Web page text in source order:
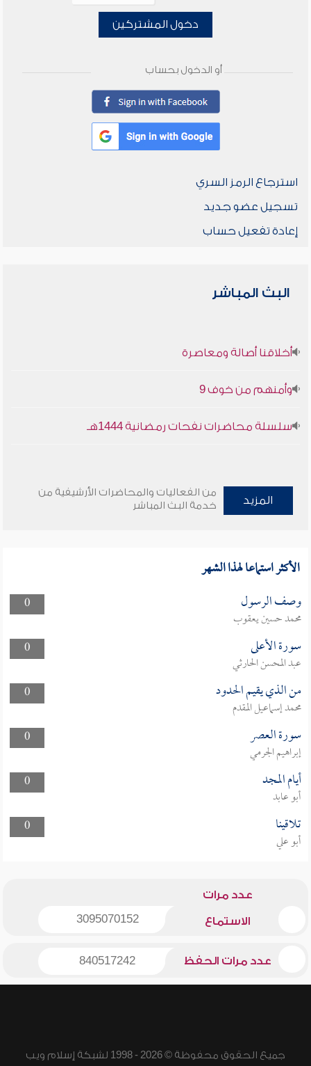
دخول المشتركين
أو الدخول بحساب
استرجاع الرمز السري
تسجيل عضو جديد
إعادة تفعيل حساب
البث المباشر
أخلاقنا أصالة ومعاصرة
وأمنهم من خوف 9
سلسلة محاضرات نفحات رمضانية 1444هـ
المزيد
من الفعاليات والمحاضرات الأرشيفية من
خدمة البث المباشر
الأكثر استماعا لهذا الشهر
0 وصف الرسول
محمد حسين يعقوب
0
سورة الأعلى
عبد المحسن الحارثي
0
من الذي يقيم الحدود
محمد إسماعيل المقدم
0
سورة العصر
إبراهيم الجرمي
0
أيام المجد
أبو عابد
0
تلاقينا
أبو علي
عدد مرات
الاستماع 3095070152
عدد مرات الحفظ 840517242
جميع الحقوق محفوظة © 2026 - 1998 لشبكة إسلام ويب